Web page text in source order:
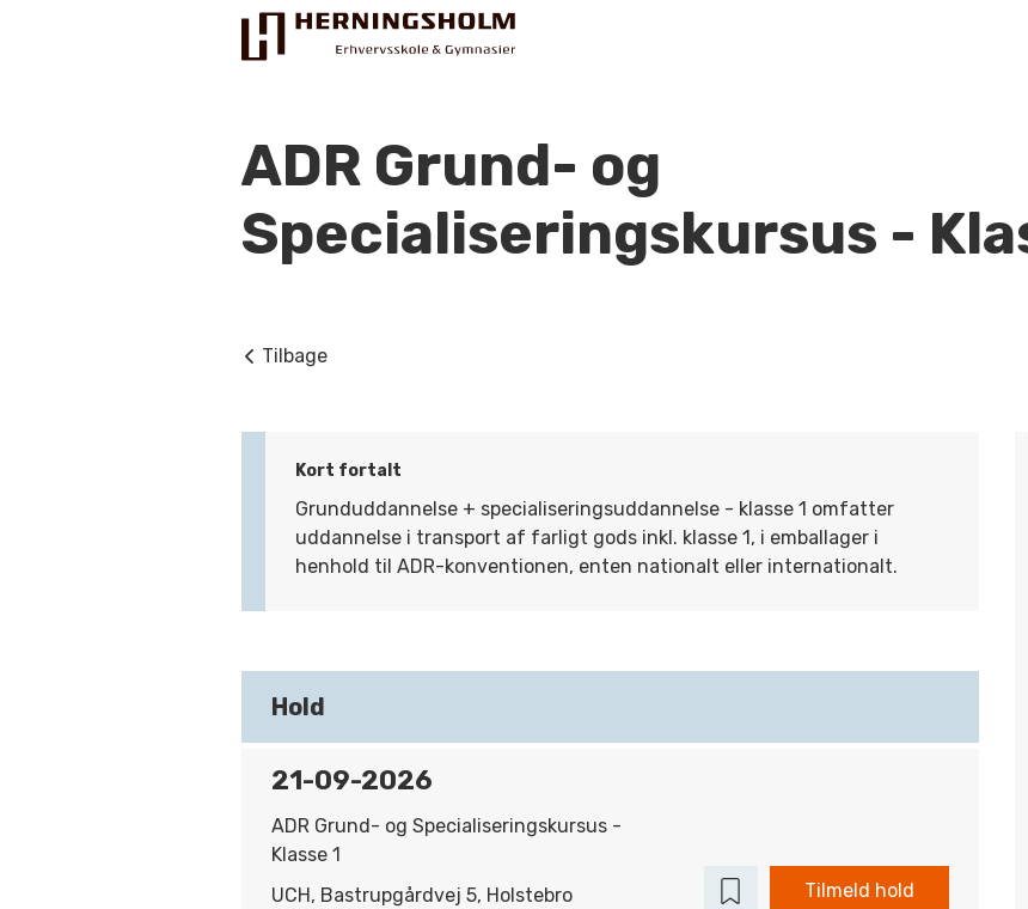
ADR Grund- og
Specialiseringskursus -
Tilbage
Kort fortalt
Grunduddannelse + specialiseringsuddannelse - klasse 1 omfatter
uddannelse i transport af farligt gods inkl. klasse 1, i emballager i
henhold til ADR-konventionen, enten nationalt eller internationalt.
Hold
21-09-2026
ADR Grund- og Specialiseringskursus -
Klasse 1
UCH, Bastrupgårdvej 5, Holstebro
Tilmeld hold